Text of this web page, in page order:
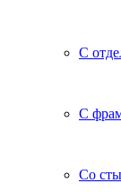
С
С
Со